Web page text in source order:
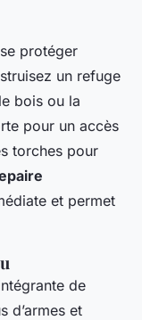
protéger
un refuge
bois ou la
pour un accès
torches pour
et permet
de
d’armes et